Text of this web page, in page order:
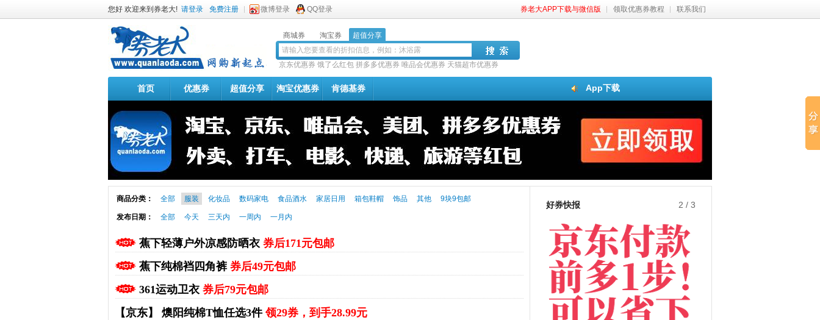
您好 欢迎来到券老大! 请登录 免费注册 微博登录 QQ登录 券老大APP下载与微信版 领取优惠券教程 联系我们
商城券 淘宝券 超值分享
京东优惠券 饿了么红包 拼多多优惠券 唯品会优惠券 天猫超市优惠券
App下载
首页 优惠券 超值分享 淘宝优惠券 肯德基券
商品分类： 全部 服装 化妆品 数码家电 食品酒水 家居日用 箱包鞋帽 饰品 其他 9块9包邮
发布日期： 全部 今天 三天内 一周内 一月内
蕉下轻薄户外凉感防晒衣 券后171元包邮
蕉下纯棉裆四角裤 券后49元包邮
361运动卫衣 券后79元包邮
【京东】 燠阳纯棉T恤任选3件领29券，到手28.99元
好券快报 3 / 3